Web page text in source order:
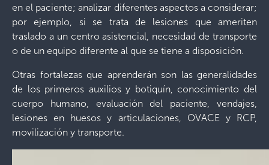
en el paciente; analizar diferentes aspectos a considerar;
por ejemplo, si se trata de lesiones que ameriten
traslado a un centro asistencial, necesidad de transporte
o de un equipo diferente al que se tiene a disposición.
Otras fortalezas que aprenderán son las generalidades
de los primeros auxilios y botiquín, conocimiento del
cuerpo humano, evaluación del paciente, vendajes,
lesiones en huesos y articulaciones, OVACE y RCP,
movilización y transporte.